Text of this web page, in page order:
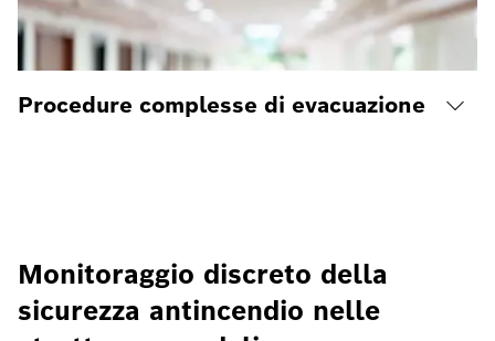
Procedure complesse di evacuazione
Monitoraggio discreto della
sicurezza antincendio nelle